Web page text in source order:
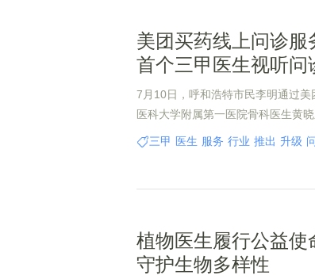
美团买药线上问诊服
首个三甲医生视听问
7月10日，呼和浩特市民李明通过美
医科大学附属第一医院骨科医生黄
骨神经痛诊疗方案。基于患者CT影
三甲 医生 服务 行业 推出 升级
植物医生履行公益使
守护生物多样性